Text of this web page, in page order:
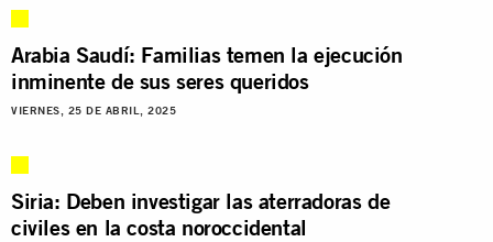
Arabia Saudí: Familias temen la ejecución
inminente de sus seres queridos
VIERNES, 25 DE ABRIL, 2025
Siria: Deben investigar las aterradoras de
civiles en la costa noroccidental